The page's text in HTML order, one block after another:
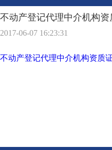
不动产登记代理中介机构
2017-06-07 16:23:31
不动产登记代理中介机构资质